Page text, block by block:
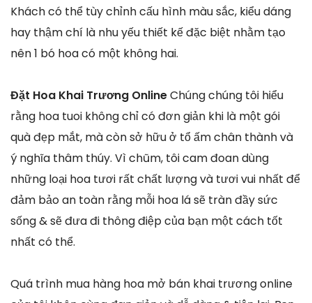
Khách có thể tùy chỉnh cấu hình màu sắc, kiểu dáng
hay thậm chí là nhu yếu thiết kế đặc biệt nhằm tạo
nên 1 bó hoa có một không hai.
Đặt Hoa Khai Trương OnlineChúng chúng tôi hiểu
rằng hoa tuoi không chỉ có đơn giản khi là một gói
quà đẹp mắt, mà còn sở hữu ở tổ ấm chân thành và
ý nghĩa thâm thúy. Vì chũm, tôi cam đoan dùng
những loại hoa tươi rất chất lượng và tươi vui nhất để
đảm bảo an toàn rằng mỗi hoa lá sẽ tràn đầy sức
sống & sẽ đưa đi thông điệp của bạn một cách tốt
nhất có thể.
Quá trình mua hàng hoa mở bán khai trương online